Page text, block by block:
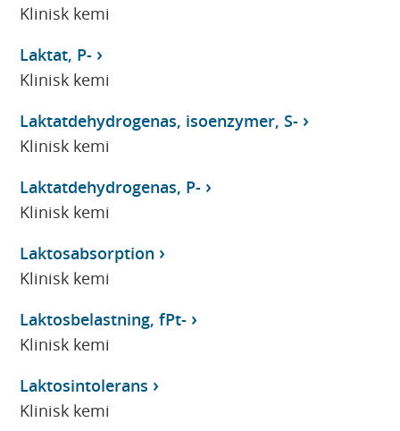
Klinisk kemi
Laktat, P-
Klinisk kemi
Laktatdehydrogenas, isoenzymer, S-
Klinisk kemi
Laktatdehydrogenas, P-
Klinisk kemi
Laktosabsorption
Klinisk kemi
Laktosbelastning, fPt-
Klinisk kemi
Laktosintolerans
Klinisk kemi